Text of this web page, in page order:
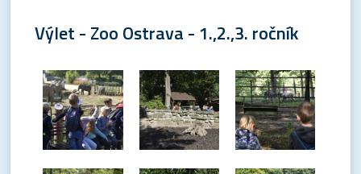
Výlet - Zoo Ostrava - 1.,2.,3. ročník